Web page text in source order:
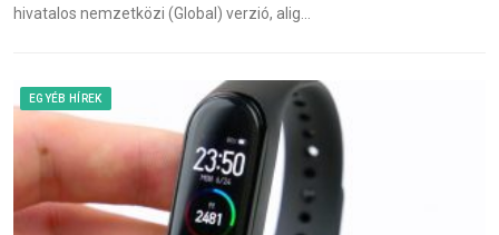
hivatalos nemzetközi (Global) verzió, alig…
EGYÉB HÍREK